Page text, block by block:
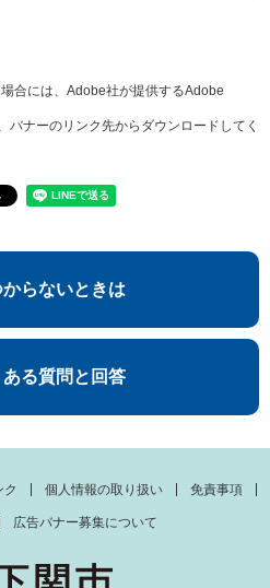
合には、Adobe社が提供するAdobe
ナーのリンク先からダウンロードしてく
からないときは
ある質問と回答
ク 個人情報の取り扱い 免責事項
広告バナー募集について